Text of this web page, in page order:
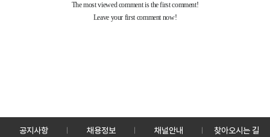
공지사항 채용정보 채널안내 찾아오시는 길